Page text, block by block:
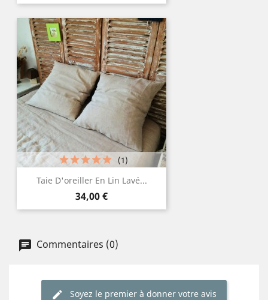
Taie D'oreiller En Lin Lavé...
Prix
34,00 €
(1)
Commentaires (0)
Soyez le premier à donner votre avis